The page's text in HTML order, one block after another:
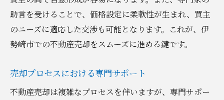
助言を受けることで、価格設定に柔軟性が生まれ、買主
のニーズに適応した交渉も可能となります。これが、伊
勢崎市での不動産売却をスムーズに進める鍵です。
売却プロセスにおける専門サポート
不動産売却は複雑なプロセスを伴いますが、専門サポー